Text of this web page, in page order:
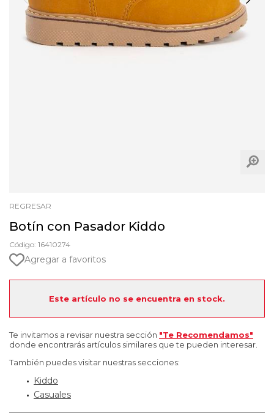
REGRESAR
Botín con Pasador Kiddo
Código: 16410274
Agregar a favoritos
Este artículo no se encuentra en stock.
Te invitamos a revisar nuestra sección "Te Recomendamos"
donde encontrarás artículos similares que te pueden interesar.
También puedes visitar nuestras secciones:
Kiddo
Casuales